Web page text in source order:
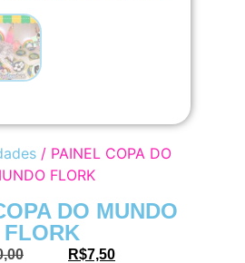
/ PAINEL COPA DO
FLORK
DO MUNDO
FLORK
R$7,50